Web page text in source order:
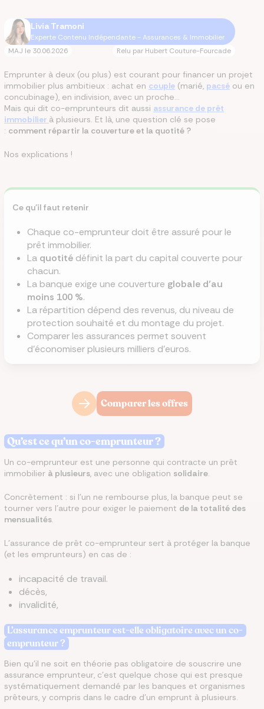
Livia Tramoni
Experte Contenu Indépendante - Assurances & Immobilier
MAJ le 30.06.2026 Relu par Hubert Couture-Fourcade
Emprunter à deux (ou plus) est courant pour financer un projet
immobilier plus ambitieux : achat en couple (marié, pacsé ou en
concubinage), en indivision, avec un proche…
Mais qui dit co-emprunteurs dit aussi assurance de prêt
immobilier à plusieurs. Et là, une question clé se pose
: comment répartir la couverture et la quotité ?
Nos explications !
Ce qu'il faut retenir
Chaque co-emprunteur doit être assuré pour le
prêt immobilier.
La quotitédéfinit la part du capital couverte pour
chacun.
La banque exige une couverture globale d’au
moins 100 %.
La répartition dépend des revenus, du niveau de
protection souhaité et du montage du projet.
Comparer les assurances permet souvent
d’économiser plusieurs milliers d’euros.
Comparer les offres
Qu’est ce qu’un co-emprunteur ?
Un co-emprunteur est une personne qui contracte un prêt
immobilier à plusieurs, avec une obligation solidaire.
Concrètement : si l’un ne rembourse plus, la banque peut se
tourner vers l’autre pour exiger le paiement de la totalité des
mensualités.
L’assurance de prêt co-emprunteur sert à protéger la banque
(et les emprunteurs) en cas de :
incapacité de travail.
décès,
invalidité,
L’assurance emprunteur est-elle obligatoire avec un co-
emprunteur ?
Bien qu'il ne soit en théorie pas obligatoire de souscrire une
assurance emprunteur, c'est quelque chose qui est presque
systématiquement demandé par les banques et organismes
prêteurs, y compris dans le cadre d'un emprunt à plusieurs.